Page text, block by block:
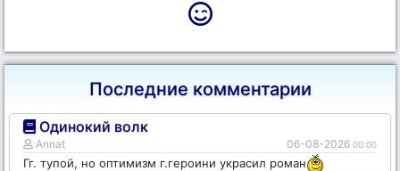
Последние комментарии
Одинокий волк
Annat 06-08-2026 00:00
Гг. тупой, но оптимизм г.героини украсил роман